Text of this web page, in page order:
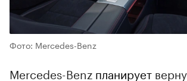
Фото: Mercedes-Benz
Mercedes-Benz планирует